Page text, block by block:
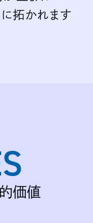
拓かれます
価値